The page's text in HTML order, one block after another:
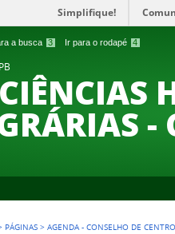
a busca 3 Ir para o rodapé 4
Simplifique!
-
PÁGINAS >AGENDA - CONSELHO DE CENTRO